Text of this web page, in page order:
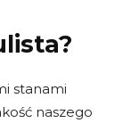
stanami
naszego